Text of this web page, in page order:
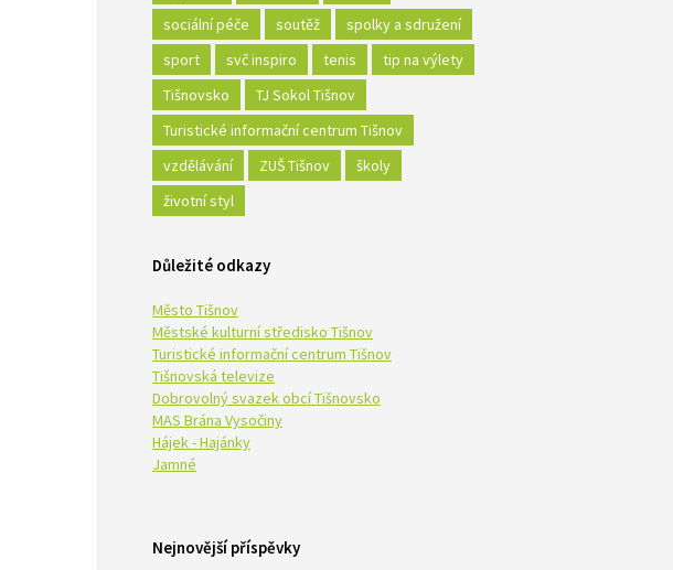
sociální péče
soutěž
spolky a sdružení
sport
svč inspiro tenis
tip na výlety
Tišnovsko
TJ Sokol Tišnov
Turistické informační centrum Tišnov
vzdělávání
ZUŠ Tišnov
školy
životní styl
Důležité odkazy
Město Tišnov
Městské kulturní středisko Tišnov
Turistické informační centrum Tišnov
Tišnovská televize
Dobrovolný svazek obcí Tišnovsko
MAS Brána Vysočiny
Hájek - Hajánky
Jamné
Nejnovější příspěvky